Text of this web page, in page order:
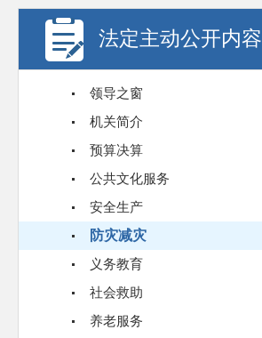
法定主动公开内容
领导之窗
机关简介
预算决算
公共文化服务
安全生产
防灾减灾
义务教育
社会救助
养老服务